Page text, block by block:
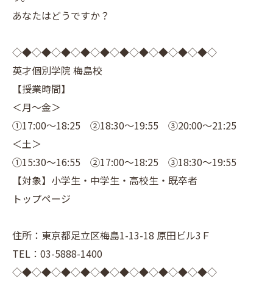
あなたはどうですか？
◇◆◇◆◇◆◇◆◇◆◇◆◇◆◇◆◇◆◇◆◇
英才個別学院 梅島校
【授業時間】
＜月～金＞
①17:00～18:25 ②18:30～19:55 ③20:00～21:25
＜土＞
①15:30～16:55 ②17:00～18:25 ③18:30～19:55
【対象】小学生・中学生・高校生・既卒者
トップページ
住所：東京都足立区梅島1-13-18 原田ビル3Ｆ
TEL：03-5888-1400
◇◆◇◆◇◆◇◆◇◆◇◆◇◆◇◆◇◆◇◆◇